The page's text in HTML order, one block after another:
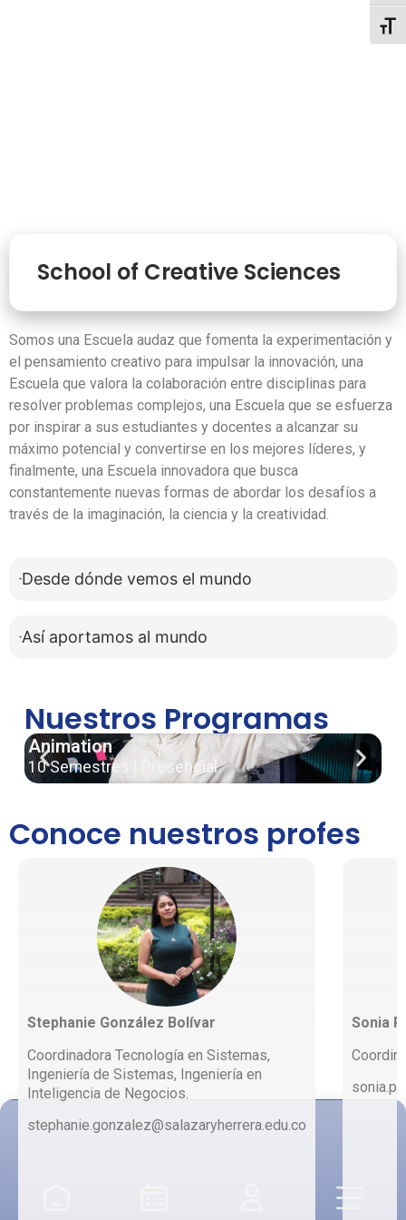
School of Creative Sciences
Somos una Escuela audaz que fomenta la experimentación y
el pensamiento creativo para impulsar la innovación, una
Escuela que valora la colaboración entre disciplinas para
resolver problemas complejos, una Escuela que se esfuerza
por inspirar a sus estudiantes y docentes a alcanzar su
máximo potencial y convertirse en los mejores líderes, y
finalmente, una Escuela innovadora que busca
constantemente nuevas formas de abordar los desafíos a
través de la imaginación, la ciencia y la creatividad.
Desde dónde vemos el mundo
Así aportamos al mundo
Nuestros Programas
Animation
10 Semestres | Presencial
Conoce nuestros profes
Stephanie González Bolívar
Coordinadora Tecnología en Sistemas,
Ingeniería de Sistemas, Ingeniería en
Inteligencia de Negocios.
stephanie.gonzalez@salazaryherrera.edu.co
Sonia